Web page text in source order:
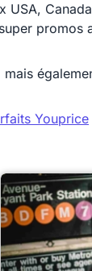
Youprice